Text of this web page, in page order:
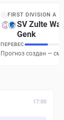
FIRST DIVISION A
SV Zulte
Genk
ПЕРЕВЕС
Прогноз создан —
17:00